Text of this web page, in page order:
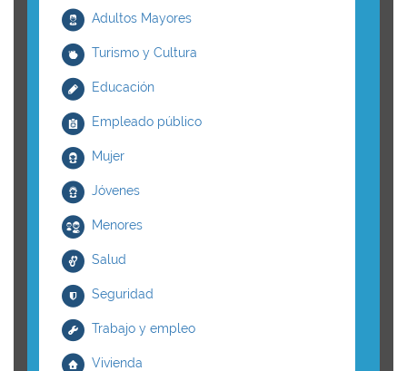
Adultos Mayores
Turismo y Cultura
Educación
Empleado público
Mujer
Jóvenes
Menores
Salud
Seguridad
Trabajo y empleo
Vivienda